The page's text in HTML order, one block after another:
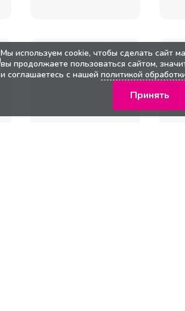
Мы используем cookie, чтобы сделать сайт
вы продолжаете пользоваться сайтом,
и соглашаетесь с нашей политикой
Принять